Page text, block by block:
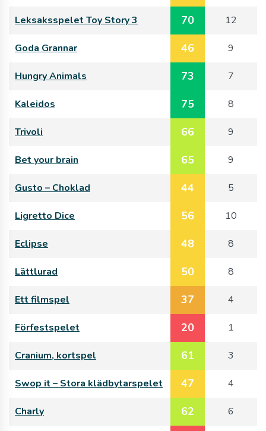
Leksaksspelet Toy Story 3 70 12
Goda Grannar 46 9
Hungry Animals 73 7
Kaleidos 75 8
Trivoli 66 9
Bet your brain 65 9
Gusto – Choklad 44 5
Ligretto Dice 56 10
Eclipse 48 8
Lättlurad 50 8
Ett filmspel 37 4
Förfestspelet 20 1
Cranium, kortspel 61 3
Swop it – Stora klädbytarspelet 47 4
Charly 62 6